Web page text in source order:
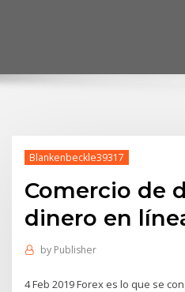
Blankenbeckle39317
Comercio de
dinero en
by Publisher
4 Feb 2019 Forex es lo que se